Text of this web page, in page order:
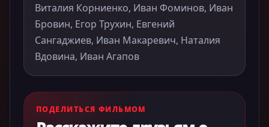
Виталия Корниенко, Иван Фоминов, Иван
Бровин, Егор Трухин, Евгений
Сангаджиев, Иван Макаревич, Наталия
Вдовина, Иван Агапов
ПОДЕЛИТЬСЯ ФИЛЬМОМ